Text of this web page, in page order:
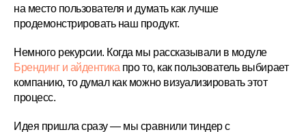
на место пользователя и думать как лучше
продемонстрировать наш продукт.
Немного рекурсии. Когда мы рассказывали в модуле
Брендинг и айдентика про то, как пользователь выбирает
компанию, то думал как можно визуализировать этот
процесс.
Идея пришла сразу — мы сравнили тиндер с